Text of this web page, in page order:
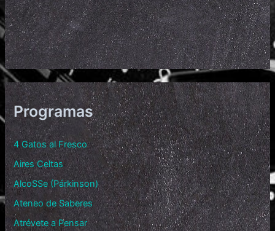
Programas
4 Gatos al Fresco
Aires Celtas
AlcoSSe (Párkinson)
Ateneo de Saberes
Atrévete a Pensar